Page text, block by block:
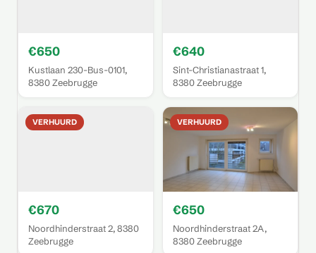
€650
Kustlaan 230-Bus-0101,
8380 Zeebrugge
€640
Sint-Christianastraat 1,
8380 Zeebrugge
VERHUURD
€670
Noordhinderstraat 2, 8380
Zeebrugge
VERHUURD
€650
Noordhinderstraat 2A,
8380 Zeebrugge